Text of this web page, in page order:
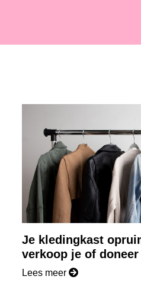
Je kledingkast
verkoop je of doneer
Lees meer